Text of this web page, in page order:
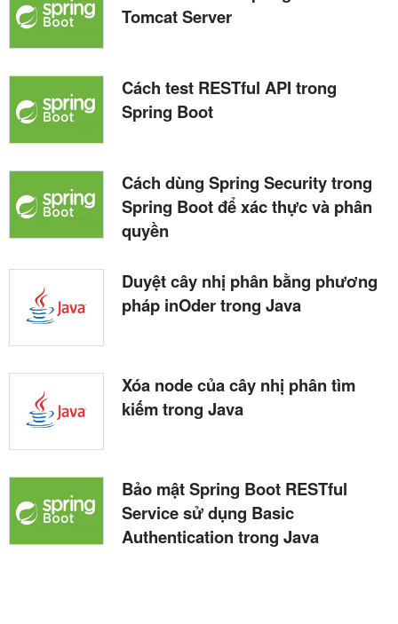
Tomcat Server
Cách test RESTful API trong
Spring Boot
Cách dùng Spring Security trong
Spring Boot để xác thực và phân
quyền
Duyệt cây nhị phân bằng phương
pháp inOder trong Java
Xóa node của cây nhị phân tìm
kiếm trong Java
Bảo mật Spring Boot RESTful
Service sử dụng Basic
Authentication trong Java